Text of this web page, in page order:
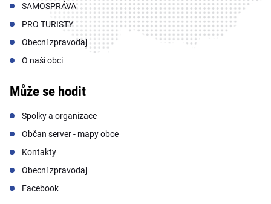
SAMOSPRÁVA
PRO TURISTY
Obecní zpravodaj
O naší obci
Může se hodit
Spolky a organizace
Občan server - mapy obce
Kontakty
Obecní zpravodaj
Facebook